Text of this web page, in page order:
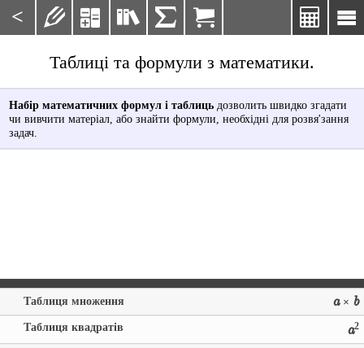
< 

    
Таблиці та формули з математики.
Набір математичних формул і таблицьдозволить швидко згадати
чи вивчити матеріал, або знайти формули, необхідні для розвя'зання
задач.
Таблиця множення a× b
Таблиця квадратів a2